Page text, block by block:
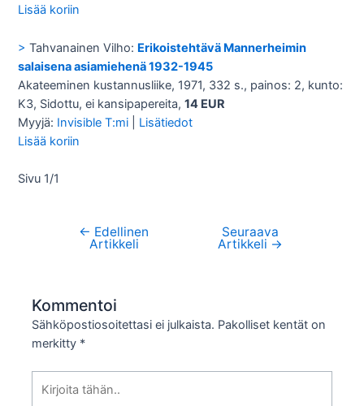
Lisää koriin
>Tahvanainen Vilho: Erikoistehtävä Mannerheimin
salaisena asiamiehenä 1932-1945
Akateeminen kustannusliike, 1971, 332 s., painos: 2, kunto:
K3, Sidottu, ei kansipapereita,14 EUR
Myyjä: Invisible T:mi
Lisätiedot
Lisää koriin
Sivu 1/1
Artikkelien
← Edellinen
Artikkeli
Seuraava
Artikkeli →
Kommentoi
Sähköpostiosoitettasi ei julkaista. Pakolliset kentät on
merkitty *
tähän..